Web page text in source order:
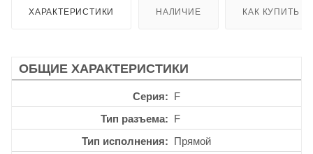
ХАРАКТЕРИСТИКИ НАЛИЧИЕ КАК КУПИТЬ
ОБЩИЕ ХАРАКТЕРИСТИКИ
Серия
F
Тип разъема
F
Тип исполнения
Прямой